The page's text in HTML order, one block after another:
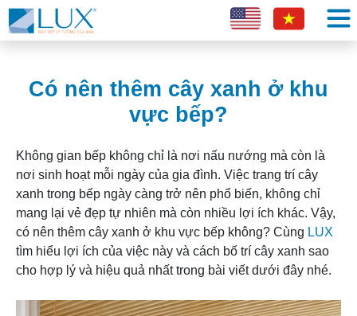
Có nên thêm cây xanh ở khu
vực bếp?
Không gian bếp không chỉ là nơi nấu nướng mà còn là
nơi sinh hoạt mỗi ngày của gia đình. Việc trang trí cây
xanh trong bếp ngày càng trở nên phổ biến, không chỉ
mang lại vẻ đẹp tự nhiên mà còn nhiều lợi ích khác. Vậy,
có nên thêm cây xanh ở khu vực bếp không? Cùng LUX
tìm hiểu lợi ích của việc này và cách bố trí cây xanh sao
cho hợp lý và hiệu quả nhất trong bài viết dưới đây nhé.